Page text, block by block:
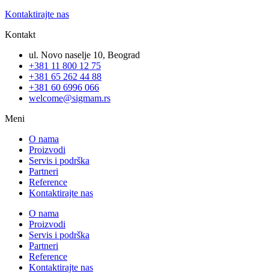
Kontaktirajte nas
Kontakt
ul. Novo naselje 10, Beograd
+381 11 800 12 75
+381 65 262 44 88
+381 60 6996 066
welcome@sigmam.rs
Meni
O nama
Proizvodi
Servis i podrška
Partneri
Reference
Kontaktirajte nas
O nama
Proizvodi
Servis i podrška
Partneri
Reference
Kontaktirajte nas